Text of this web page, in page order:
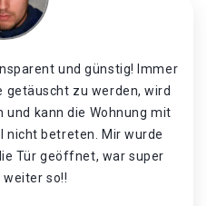
und günstig! Immer
getäuscht zu werden, wird
und kann die Wohnung mit
nicht betreten. Mir wurde
Tür geöffnet, war super
so!!